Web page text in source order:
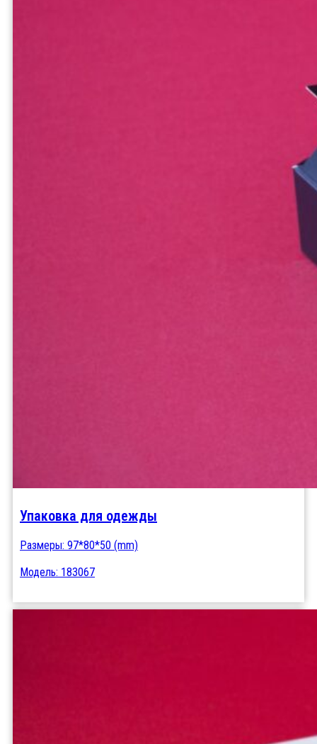
Упаковка для одежды
Размеры: 97*80*50 (mm)
Модель: 183067